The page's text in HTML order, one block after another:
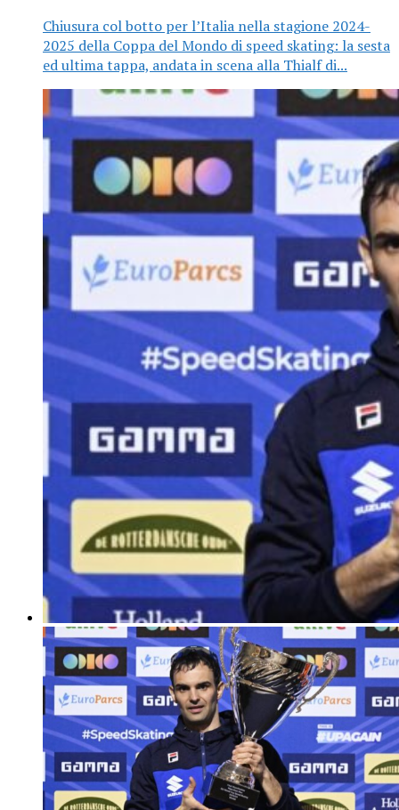
Chiusura col botto per l’Italia nella stagione 2024-
2025 della Coppa del Mondo di speed skating: la sesta
ed ultima tappa, andata in scena alla Thialf di...